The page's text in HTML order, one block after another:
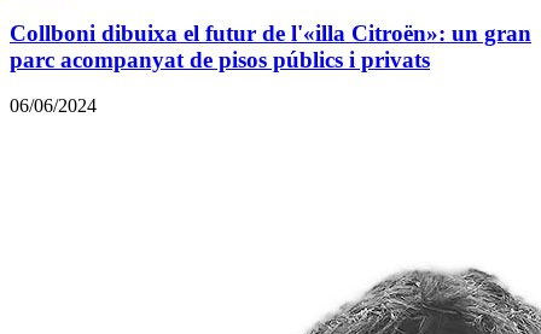
Collboni dibuixa el futur de l'«illa Citroën»: un gran
parc acompanyat de pisos públics i privats
06/06/2024